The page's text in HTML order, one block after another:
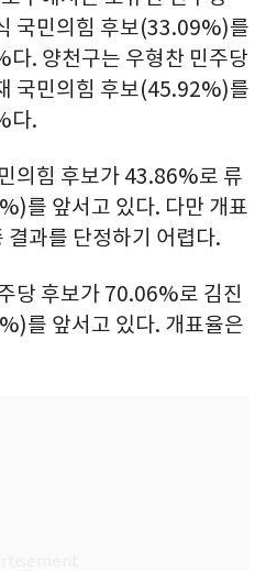
국민의힘 후보(33.09%)를
. 양천구는 우형찬 민주당
국민의힘 후보(45.92%)를
다.
의힘 후보가 43.86%로 류
를 앞서고 있다. 다만 개표
과를 단정하기 어렵다.
당 후보가 70.06%로 김진
를 앞서고 있다. 개표율은